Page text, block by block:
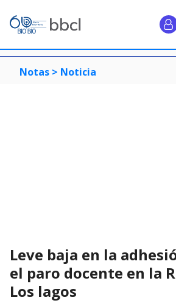
Notas > Noticia
Leve baja en la
el paro docente en la
Los lagos